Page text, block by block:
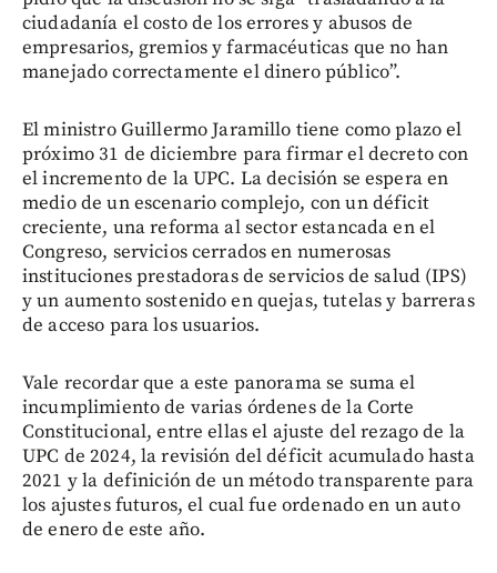
ciudadanía el costo de los errores y abusos de
empresarios, gremios y farmacéuticas que no han
manejado correctamente el dinero público”.
El ministro Guillermo Jaramillo tiene como plazo el
próximo 31 de diciembre para firmar el decreto con
el incremento de la UPC. La decisión se espera en
medio de un escenario complejo, con un déficit
creciente, una reforma al sector estancada en el
Congreso, servicios cerrados en numerosas
instituciones prestadoras de servicios de salud (IPS)
y un aumento sostenido en quejas, tutelas y barreras
de acceso para los usuarios.
Vale recordar que a este panorama se suma el
incumplimiento de varias órdenes de la Corte
Constitucional, entre ellas el ajuste del rezago de la
UPC de 2024, la revisión del déficit acumulado hasta
2021 y la definición de un método transparente para
los ajustes futuros, el cual fue ordenado en un auto
de enero de este año.